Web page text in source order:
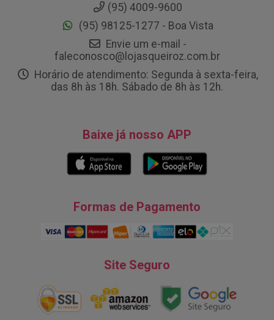
(95) 4009-9600
(95) 98125-1277 - Boa Vista
Envie um e-mail -
faleconosco@lojasqueiroz.com.br
Horário de atendimento: Segunda à sexta-feira,
das 8h às 18h. Sábado de 8h às 12h.
Baixe já nosso APP
Formas de Pagamento
Site Seguro